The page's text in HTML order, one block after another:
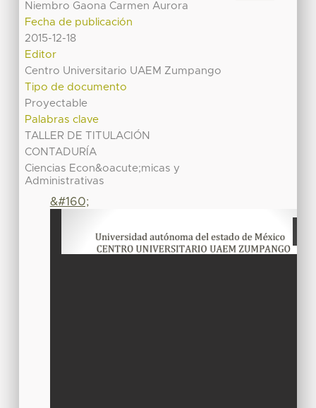
Niembro Gaona Carmen Aurora
Fecha de publicación
2015-12-18
Editor
Centro Universitario UAEM Zumpango
Tipo de documento
Proyectable
Palabras clave
TALLER DE TITULACIÓN
CONTADURÍA
Ciencias Econ&oacute;micas y
Administrativas
&#160;